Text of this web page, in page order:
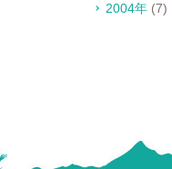
2004年 (7)